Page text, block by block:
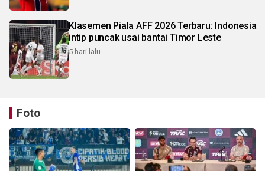
Klasemen Piala AFF 2026 Terbaru: Indonesia
intip puncak usai bantai Timor Leste
5 hari lalu
Foto